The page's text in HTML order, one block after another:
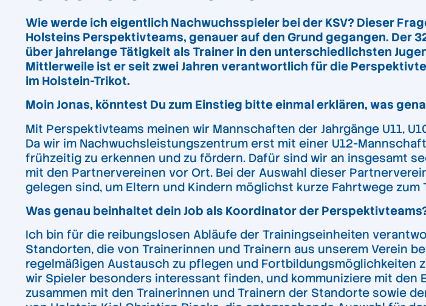
Wie werde ich eigentlich Nachwuchsspieler bei der KSV? Dieser
Holsteins Perspektivteams, genauer auf den Grund gegangen. Der
über jahrelange Tätigkeit als Trainer in den unterschiedlichsten
Mittlerweile ist er seit zwei Jahren verantwortlich für die
im Holstein-Trikot.
Moin Jonas, könntest Du zum Einstieg bitte einmal erklären, was
Mit Perspektivteams meinen wir Mannschaften der Jahrgänge U11,
Da wir im Nachwuchsleistungszentrum erst mit einer U12-
frühzeitig zu erkennen und zu fördern. Dafür sind wir an insgesamt
mit den Partnervereinen vor Ort. Bei der Auswahl dieser
gelegen sind, um Eltern und Kindern möglichst kurze Fahrtwege zum
Was genau beinhaltet dein Job als Koordinator der
Ich bin für die reibungslosen Abläufe der Trainingseinheiten
Standorten, die von Trainerinnen und Trainern aus unserem Verein
regelmäßigen Austausch zu pflegen und Fortbildungsmöglichkeiten
wir Spieler besonders interessant finden, und kommuniziere mit den
zusammen mit den Trainerinnen und Trainern der Standorte sowie